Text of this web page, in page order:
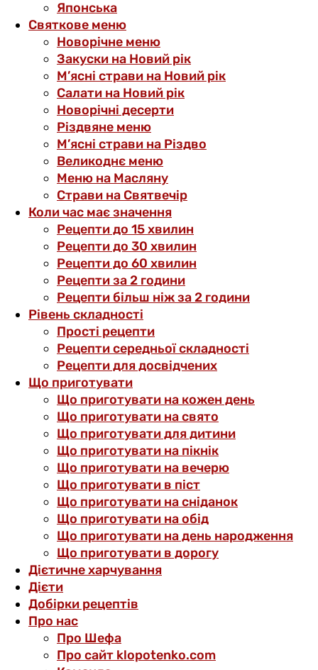
Японська
Святкове меню
Новорічне меню
Закуски на Новий рік
М’ясні страви на Новий рік
Салати на Новий рік
Новорічні десерти
Різдвяне меню
М’ясні страви на Різдво
Великоднє меню
Меню на Масляну
Страви на Святвечір
Коли час має значення
Рецепти до 15 хвилин
Рецепти до 30 хвилин
Рецепти до 60 хвилин
Рецепти за 2 години
Рецепти більш ніж за 2 години
Рівень складності
Прості рецепти
Рецепти середньої складності
Рецепти для досвідчених
Що приготувати
Що приготувати на кожен день
Що приготувати на свято
Що приготувати для дитини
Що приготувати на пікнік
Що приготувати на вечерю
Що приготувати в піст
Що приготувати на сніданок
Що приготувати на обід
Що приготувати на день народження
Що приготувати в дорогу
Дієтичне харчування
Дієти
Добірки рецептів
Про нас
Про Шефа
Про сайт klopotenko.com